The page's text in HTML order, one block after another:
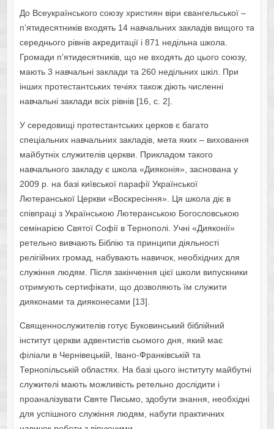
До Всеукраїнського союзу християн віри євангельської –
п’ятидесятників входять 14 навчальних закладів вищого та
середнього рівнів акредитації і 871 недільна школа.
Громади п’ятидесятників, що не входять до цього союзу,
мають 3 навчальні заклади та 260 недільних шкіл. При
інших протестантських течіях також діють численні
навчальні заклади всіх рівнів [16, с. 2].
У середовищі протестантських церков є багато
спеціальних навчальних закладів, мета яких – виховання
майбутніх служителів церкви. Прикладом такого
навчального закладу є школа «Дияконія», заснована у
2009 р. на базі київської парафії Української
Лютеранської Церкви «Воскресіння». Ця школа діє в
співпраці з Українською Лютеранською Богословською
семінарією Святої Софії в Тернополі. Учні «Дияконії»
ретельно вивчають Біблію та принципи діяльності
релігійних громад, набувають навичок, необхідних для
служіння людям. Після закінчення цієї школи випускники
отримують сертифікати, що дозволяють їм служити
дияконами та дияконесами [13].
Священнослужителів готує Буковинський біблійний
інститут церкви адвентистів сьомого дня, який має
філіали в Чернівецькій, Івано-Франківській та
Тернопільській областях. На базі цього інституту майбутні
служителі мають можливість ретельно дослідити і
проаналізувати Святе Письмо, здобути знання, необхідні
для успішного служіння людям, набути практичних